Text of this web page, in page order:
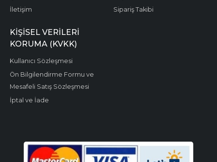
İletişim
Sipariş Takibi
KIŞISEL VERILERI
KORUMA (KVKK)
Kullanıcı Sözleşmesi
Ön Bilgilendirme Formu ve
Mesafeli Satış Sözleşmesi
İptal ve İade